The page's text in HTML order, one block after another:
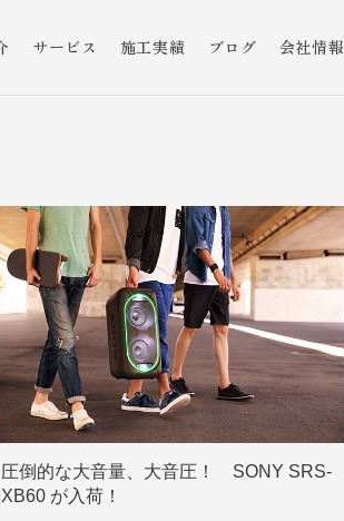
サービス 施工実績 ブログ 会社情報
圧倒的な大音量、大音圧！ SONY SRS-
XB60 が入荷！